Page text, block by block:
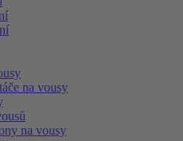
na vousy
na vousy